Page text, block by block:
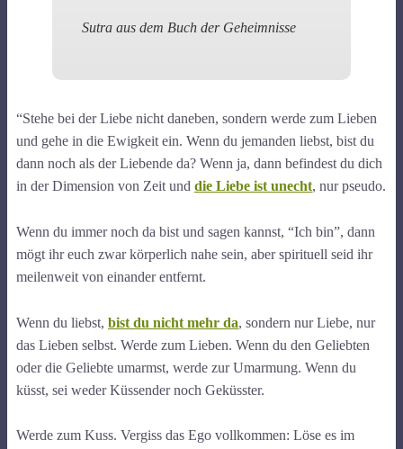
Sutra aus dem Buch der Geheimnisse
“Stehe bei der Liebe nicht daneben, sondern werde zum Lieben
und gehe in die Ewigkeit ein. Wenn du jemanden liebst, bist du
dann noch als der Liebende da? Wenn ja, dann befindest du dich
in der Dimension von Zeit und die Liebe ist unecht, nur pseudo.
Wenn du immer noch da bist und sagen kannst, “Ich bin”, dann
mögt ihr euch zwar körperlich nahe sein, aber spirituell seid ihr
meilenweit von einander entfernt.
Wenn du liebst, bist du nicht mehr da, sondern nur Liebe, nur
das Lieben selbst. Werde zum Lieben. Wenn du den Geliebten
oder die Geliebte umarmst, werde zur Umarmung. Wenn du
küsst, sei weder Küssender noch Geküsster.
Werde zum Kuss. Vergiss das Ego vollkommen: Löse es im